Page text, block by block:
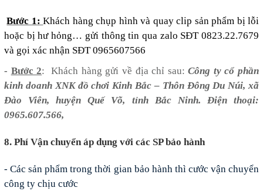
Bước 1:Khách hàng chụp hình và quay clip sản phẩm bị lỗi
hoặc bị hư hỏng… gửi thông tin qua zalo SĐT 0823.22.7679
và gọi xác nhận SĐT 0965607566
- Bước 2: Khách hàng gửi về địa chỉ sau: Công ty cổ phần
kinh doanh XNK đồ chơi Kinh Bắc – Thôn Đông Du Núi, xã
Đào Viên, huyện Quế Võ, tỉnh Bắc Ninh. Điện thoại:
0965.607.566,
8. Phí Vận chuyển áp dụng với các SP bảo hành
- Các sản phẩm trong thời gian bảo hành thì cước vận chuyển
công ty chịu cước